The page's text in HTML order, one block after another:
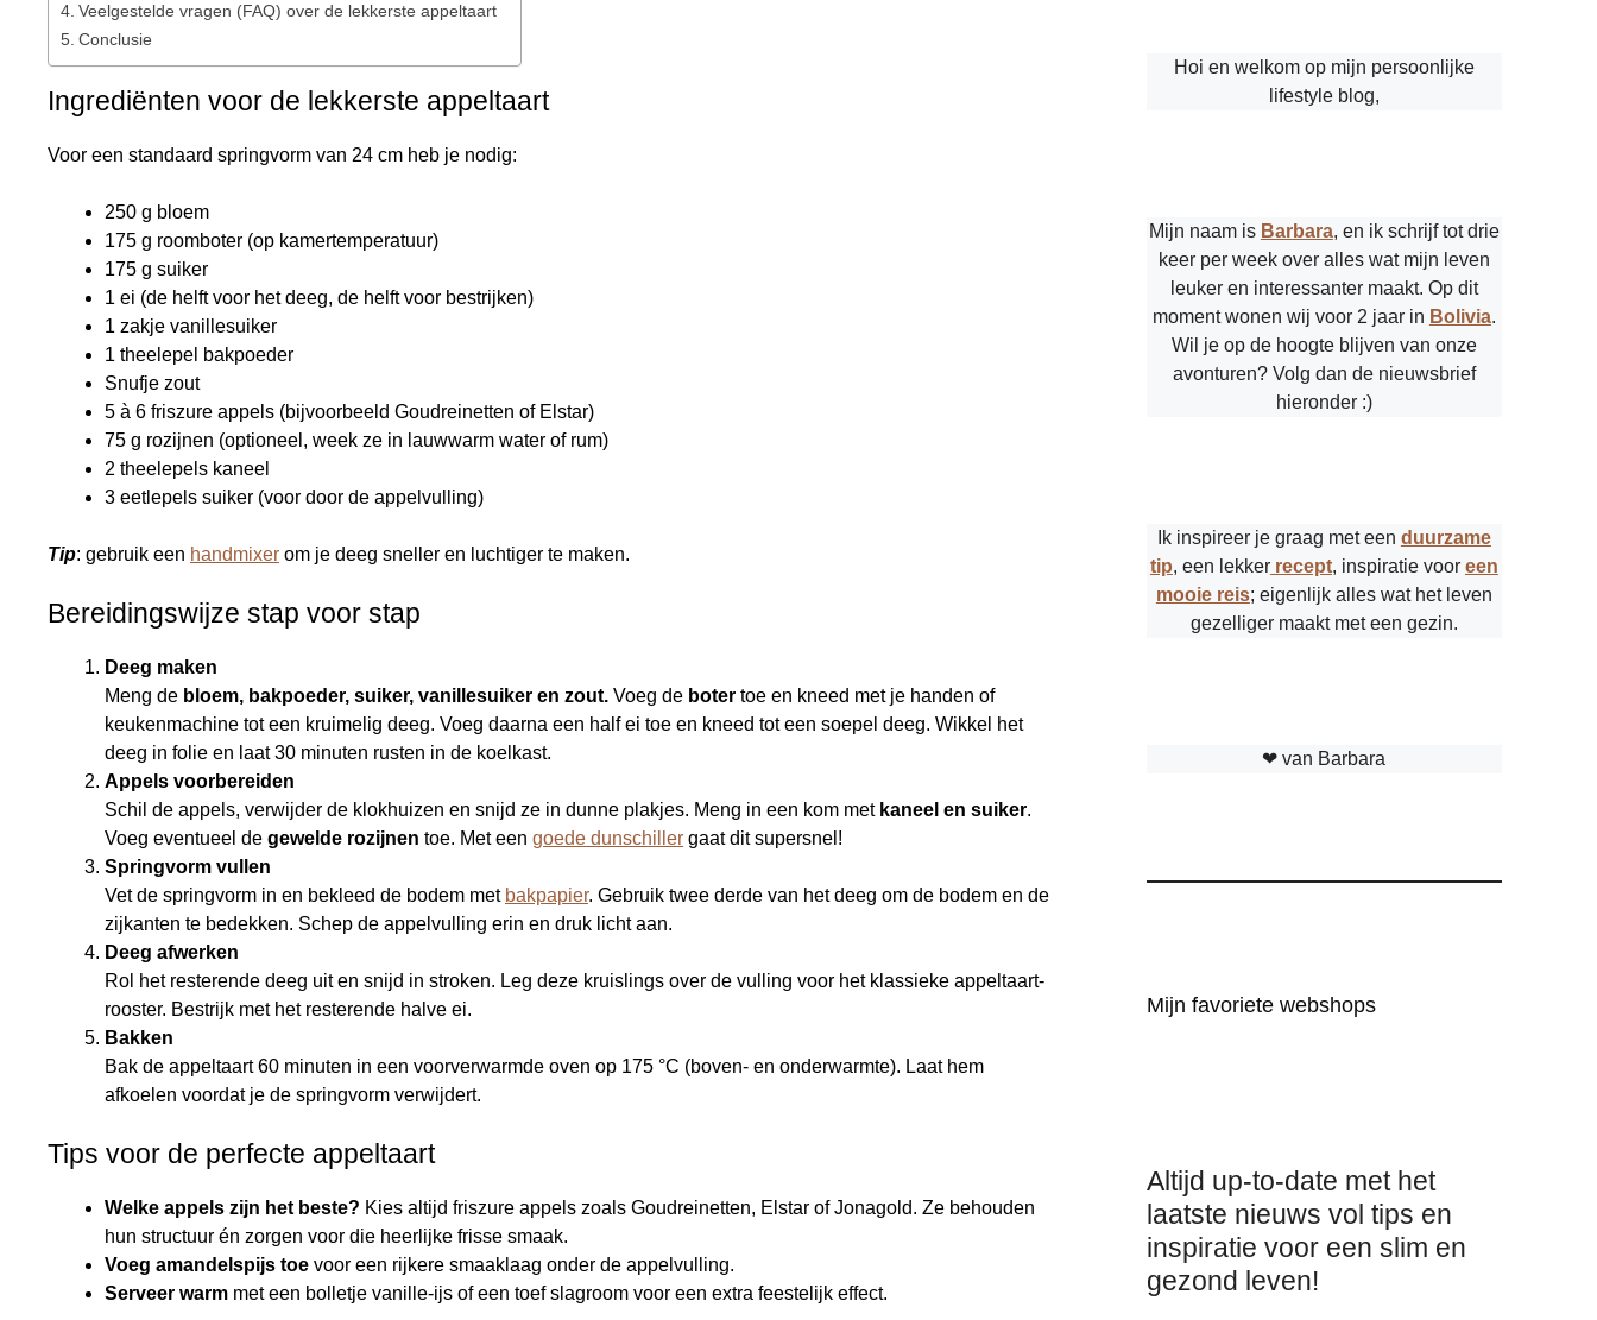
Veelgestelde vragen (FAQ) over de lekkerste appeltaart
Conclusie
Ingrediënten voor de lekkerste appeltaart
Voor een standaard springvorm van 24 cm heb je nodig:
250 g bloem
175 g roomboter (op kamertemperatuur)
175 g suiker
1 ei (de helft voor het deeg, de helft voor bestrijken)
1 zakje vanillesuiker
1 theelepel bakpoeder
Snufje zout
5 à 6 friszure appels (bijvoorbeeld Goudreinetten of Elstar)
75 g rozijnen (optioneel, week ze in lauwwarm water of rum)
2 theelepels kaneel
3 eetlepels suiker (voor door de appelvulling)
Tip: gebruik een handmixer om je deeg sneller en luchtiger te maken.
Bereidingswijze stap voor stap
Deeg maken
Meng de bloem, bakpoeder, suiker, vanillesuiker en zout. Voeg de boter toe en kneed met je handen of
keukenmachine tot een kruimelig deeg. Voeg daarna een half ei toe en kneed tot een soepel deeg. Wikkel het
deeg in folie en laat 30 minuten rusten in de koelkast.
Appels voorbereiden
Schil de appels, verwijder de klokhuizen en snijd ze in dunne plakjes. Meng in een kom met kaneel en suiker.
Voeg eventueel de gewelde rozijnen toe. Met een goede dunschiller gaat dit supersnel!
Springvorm vullen
Vet de springvorm in en bekleed de bodem met bakpapier. Gebruik twee derde van het deeg om de bodem en de
zijkanten te bedekken. Schep de appelvulling erin en druk licht aan.
Deeg afwerken
Rol het resterende deeg uit en snijd in stroken. Leg deze kruislings over de vulling voor het klassieke appeltaart-
rooster. Bestrijk met het resterende halve ei.
Bakken
Bak de appeltaart 60 minuten in een voorverwarmde oven op 175 °C (boven- en onderwarmte). Laat hem
afkoelen voordat je de springvorm verwijdert.
Tips voor de perfecte appeltaart
Welke appels zijn het beste? Kies altijd friszure appels zoals Goudreinetten, Elstar of Jonagold. Ze behouden
hun structuur én zorgen voor die heerlijke frisse smaak.
Voeg amandelspijs toe voor een rijkere smaaklaag onder de appelvulling.
Serveer warm met een bolletje vanille-ijs of een toef slagroom voor een extra feestelijk effect.
Hoi en welkom op mijn persoonlijke
lifestyle blog,
Mijn naam is Barbara, en ik schrijf tot drie
keer per week over alles wat mijn leven
leuker en interessanter maakt. Op dit
moment wonen wij voor 2 jaar in Bolivia.
Wil je op de hoogte blijven van onze
avonturen? Volg dan de nieuwsbrief
hieronder :)
Ik inspireer je graag met een duurzame
tip, een lekkerrecept, inspiratie voor een
mooie reis; eigenlijk alles wat het leven
gezelliger maakt met een gezin.
❤︎ van Barbara
Mijn favoriete webshops
Altijd up-to-date met het
laatste nieuws vol tips en
inspiratie voor een slim en
gezond leven!